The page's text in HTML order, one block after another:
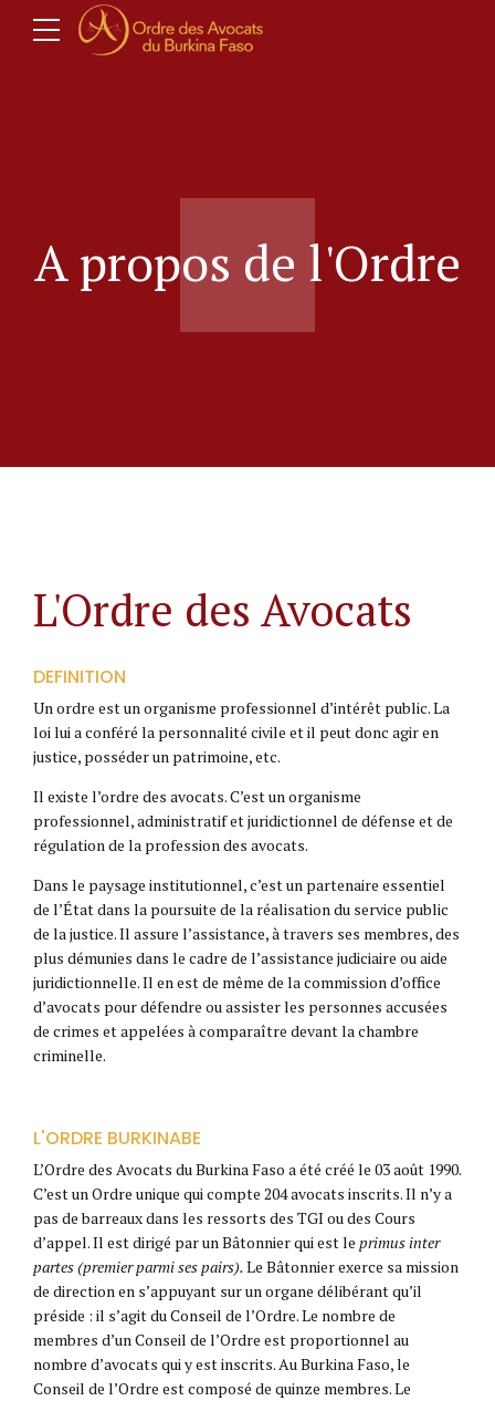
A propos de l'Ordre
L'Ordre des Avocats
DEFINITION
Un ordre est un organisme professionnel d’intérêt public. La
loi lui a conféré la personnalité civile et il peut donc agir en
justice, posséder un patrimoine, etc.
Il existe l’ordre des avocats. C’est un organisme
professionnel, administratif et juridictionnel de défense et de
régulation de la profession des avocats.
Dans le paysage institutionnel, c’est un partenaire essentiel
de l’État dans la poursuite de la réalisation du service public
de la justice. Il assure l’assistance, à travers ses membres, des
plus démunies dans le cadre de l’assistance judiciaire ou aide
juridictionnelle. Il en est de même de la commission d’office
d’avocats pour défendre ou assister les personnes accusées
de crimes et appelées à comparaître devant la chambre
criminelle.
L'ORDRE BURKINABE
L’Ordre des Avocats du Burkina Faso a été créé le 03 août 1990.
C’est un Ordre unique qui compte 204 avocats inscrits. Il n’y a
pas de barreaux dans les ressorts des TGI ou des Cours
d’appel. Il est dirigé par un Bâtonnier qui est le primus inter
partes (premier parmi ses pairs).Le Bâtonnier exerce sa mission
de direction en s’appuyant sur un organe délibérant qu’il
préside : il s’agit du Conseil de l’Ordre. Le nombre de
membres d’un Conseil de l’Ordre est proportionnel au
nombre d’avocats qui y est inscrits. Au Burkina Faso, le
Conseil de l’Ordre est composé de quinze membres. Le